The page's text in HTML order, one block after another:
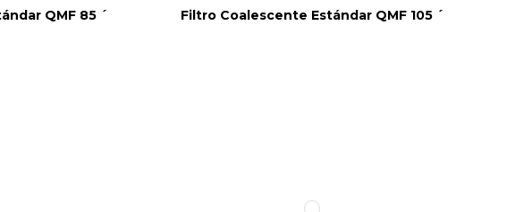
QMF 85 ´ Filtro Coalescente Estándar QMF 105 ´